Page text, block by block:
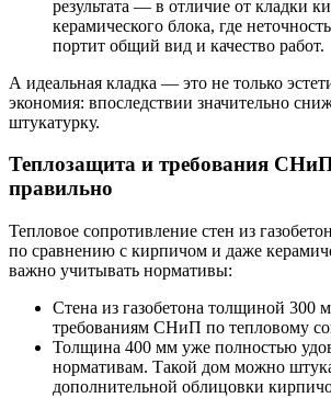
результата — в отличие от кладки
керамического блока, где
портит общий вид и качество работ.
А идеальная кладка — это не только
экономия: впоследствии значительно
штукатурку.
Теплозащита и требования
правильно
Тепловое сопротивление стен из
по сравнению с кирпичом и даже
важно учитывать нормативы:
Стена из газобетона толщиной 300
требованиям СНиП по тепловому
Толщина 400 мм уже полностью
нормативам. Такой дом можно
дополнительной облицовки